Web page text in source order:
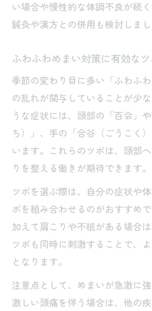
い場合や慢性的な体調不良が続
鍼灸や漢方との併用も検討しまし
ふわふわめまい対策に有効な
季節の変わり目に多い「ふわふ
の乱れが関与していることが少
うな症状には、頭部の「百会」
ち）」、手の「合谷（ごうこく
います。これらのツボは、頭部
りを整える働きが期待できます。
ツボを選ぶ際は、自分の症状や
ボを組み合わせるのがおすすめ
加えて肩こりや不眠がある場合
ツボも同時に刺激することで、
となります。
注意点として、めまいが急激に
激しい頭痛を伴う場合は、他の